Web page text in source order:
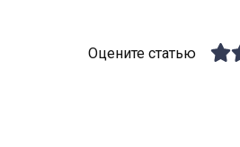
Оцените статью